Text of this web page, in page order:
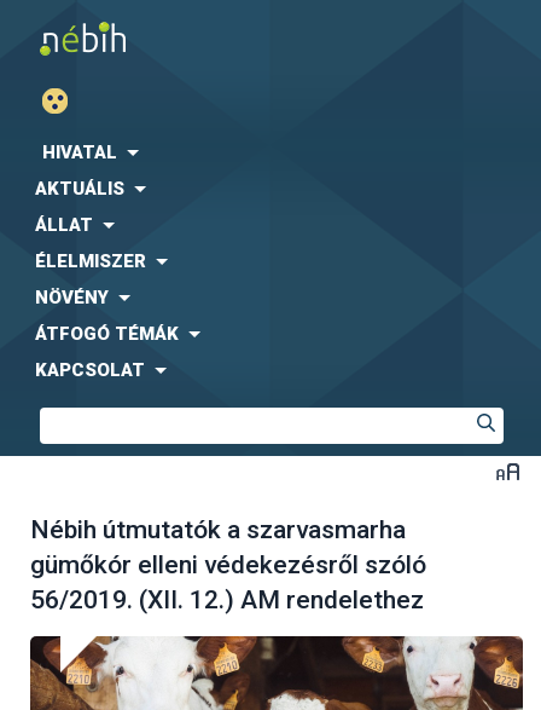
HIVATAL
AKTUÁLIS
ÁLLAT
ÉLELMISZER
NÖVÉNY
ÁTFOGÓ TÉMÁK
KAPCSOLAT
Nébih útmutatók a szarvasmarha
gümőkór elleni védekezésről szóló
56/2019. (XII. 12.) AM rendelethez